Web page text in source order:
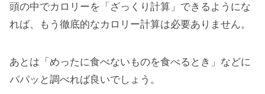
頭の中でカロリーを「ざっくり計算」できるようにな
れば、もう徹底的なカロリー計算は必要ありません。
あとは「めったに食べないものを食べるとき」などに
パパッと調べれば良いでしょう。